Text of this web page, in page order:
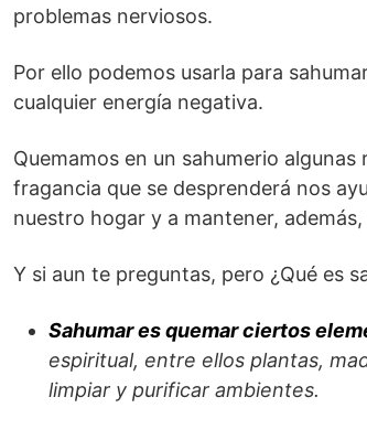
problemas nerviosos.
Por ello podemos usarla para
cualquier energía negativa.
Quemamos en un sahumerio
fragancia que se desprenderá nos
nuestro hogar y a mantener,
Y si aun te preguntas, pero ¿Qué es
Sahumar es quemar ciertos
espiritual, entre ellos plantas,
limpiar y purificar ambientes.